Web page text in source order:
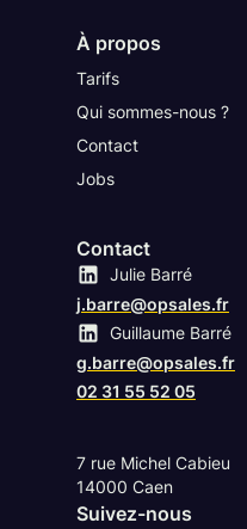
À propos
Tarifs
Qui sommes-nous ?
Contact
Jobs
Contact
Compte Linkedin
Julie Barré
j.barre@opsales.fr
Compte Linkedin
Guillaume Barré
g.barre@opsales.fr
02 31 55 52 05
7 rue Michel Cabieu
14000 Caen
Suivez-nous